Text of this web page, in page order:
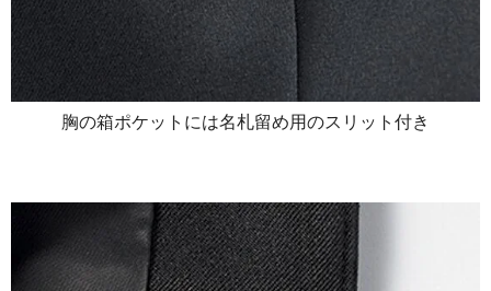
胸の箱ポケットには名札留め用のスリット付き